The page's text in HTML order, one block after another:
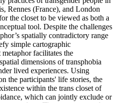
Rennes (France), and London
the closet to be viewed as both a
tool. Despite the challenges
spatially contradictory range
simple cartographic
metaphor facilitates the
dimensions of transphobia
lived experiences. Using
the participants' life stories, the
within the trans closet of
which can jointly exclude or